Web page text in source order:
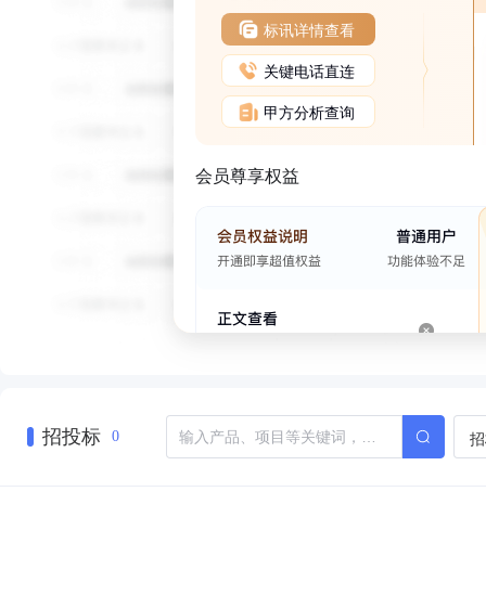
标讯详情查看
关键电话直连
甲方分析查询
会员尊享权益
招投标 0